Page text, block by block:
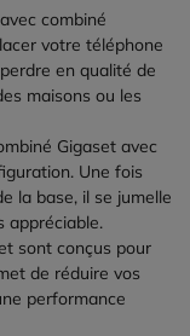
combiné
votre téléphone
en qualité de
maisons ou les
Gigaset avec
Une fois
la base, il se jumelle
appréciable.
sont conçus pour
de réduire vos
performance